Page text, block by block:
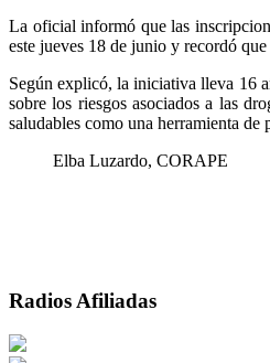
La oficial informó que las
este jueves 18 de junio y recordó
Según explicó, la iniciativa lleva 16
sobre los riesgos asociados a las
saludables como una herramienta
Elba Luzardo, CORAPE
Radios Afiliadas